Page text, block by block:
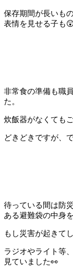
保存期間が長いも
表情を見せる子も
非常食の準備も職
た。
炊飯器がなくても
どきどきですが、
待っている間は防
ある避難袋の中身
もし災害が起きて
ラジオやライト等
見ていました👀